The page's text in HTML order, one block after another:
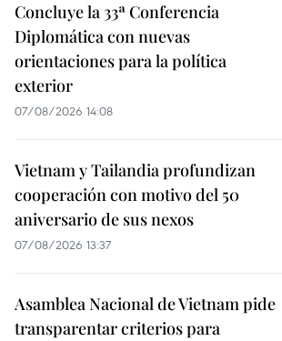
Concluye la 33ª Conferencia
Diplomática con nuevas
orientaciones para la política
exterior
07/08/2026 14:08
Vietnam y Tailandia profundizan
cooperación con motivo del 50
aniversario de sus nexos
07/08/2026 13:37
Asamblea Nacional de Vietnam pide
transparentar criterios para